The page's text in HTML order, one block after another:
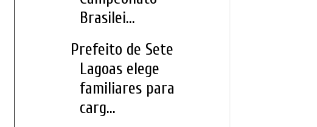
Brasilei...
Prefeito de Sete
Lagoas elege
familiares para
carg...